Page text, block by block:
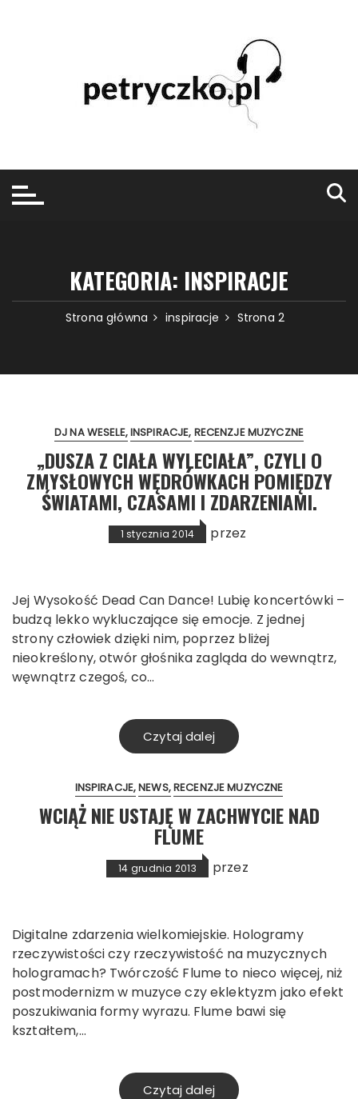
KATEGORIA: INSPIRACJE
Strona główna inspiracje Strona 2
DJ NA WESELE INSPIRACJE RECENZJE MUZYCZNE
„DUSZA Z CIAŁA WYLECIAŁA”, CZYLI O
ZMYSŁOWYCH WĘDRÓWKACH POMIĘDZY
ŚWIATAMI, CZASAMI I ZDARZENIAMI.
1 stycznia 2014 przez
Jej Wysokość Dead Can Dance! Lubię koncertówki –
budzą lekko wykluczające się emocje. Z jednej
strony człowiek dzięki nim, poprzez bliżej
nieokreślony, otwór głośnika zagląda do wewnątrz,
węwnątrz czegoś, co…
Czytaj dalej
INSPIRACJE NEWS RECENZJE MUZYCZNE
WCIĄŻ NIE USTAJĘ W ZACHWYCIE NAD
FLUME
14 grudnia 2013 przez
Digitalne zdarzenia wielkomiejskie. Hologramy
rzeczywistości czy rzeczywistość na muzycznych
hologramach? Twórczość Flume to nieco więcej, niż
postmodernizm w muzyce czy eklektyzm jako efekt
poszukiwania formy wyrazu. Flume bawi się
kształtem,…
Czytaj dalej